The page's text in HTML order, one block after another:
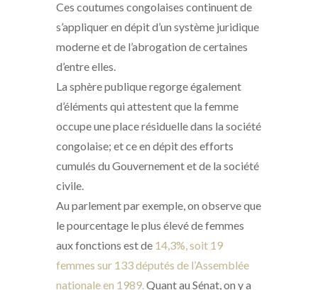
Ces coutumes congolaises continuent de
s’appliquer en dépit d’un système juridique
moderne et de l’abrogation de certaines
d’entre elles.
La sphère publique regorge également
d’éléments qui attestent que la femme
occupe une place résiduelle dans la société
congolaise; et ce en dépit des efforts
cumulés du Gouvernement et de la société
civile.
Au parlement par exemple, on observe que
le pourcentage le plus élevé de femmes
aux fonctions est de 14,3%, soit 19
femmes sur 133 députés de l’Assemblée
nationale en 1989.Quant au Sénat, on y a